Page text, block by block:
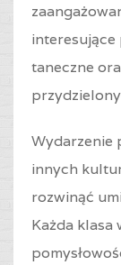
taneczne
Wydarzenie
innych
rozwinąć
Każda klasa